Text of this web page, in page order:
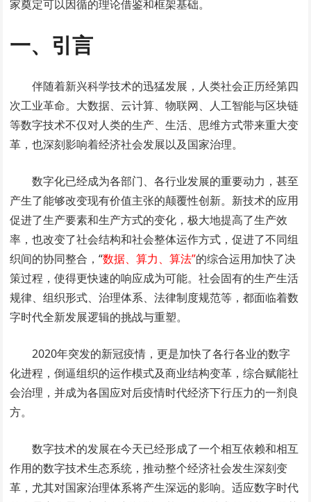
家奠定可以因循的理论借鉴和框架基础。
一、引言
伴随着新兴科学技术的迅猛发展，人类社会正历经第四
次工业革命。大数据、云计算、物联网、人工智能与区块链
等数字技术不仅对人类的生产、生活、思维方式带来重大变
革，也深刻影响着经济社会发展以及国家治理。
数字化已经成为各部门、各行业发展的重要动力，甚至
产生了能够改变现有价值主张的颠覆性创新。新技术的应用
促进了生产要素和生产方式的变化，极大地提高了生产效
率，也改变了社会结构和社会整体运作方式，促进了不同组
织间的协同整合，“数据、算力、算法”的综合运用加快了决
策过程，使得更快速的响应成为可能。社会固有的生产生活
规律、组织形式、治理体系、法律制度规范等，都面临着数
字时代全新发展逻辑的挑战与重塑。
2020年突发的新冠疫情，更是加快了各行各业的数字
化进程，倒逼组织的运作模式及商业结构变革，综合赋能社
会治理，并成为各国应对后疫情时代经济下行压力的一剂良
方。
数字技术的发展在今天已经形成了一个相互依赖和相互
作用的数字技术生态系统，推动整个经济社会发生深刻变
革，尤其对国家治理体系将产生深远的影响。适应数字时代